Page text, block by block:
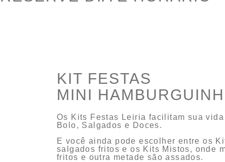
KIT FESTAS
MINI
Os Kits Festas Leiria facilitam sua
Bolo, Salgados e Doces.
E você ainda pode escolher entre os
salgados fritos e os Kits Mistos, onde
fritos e outra metade são assados.